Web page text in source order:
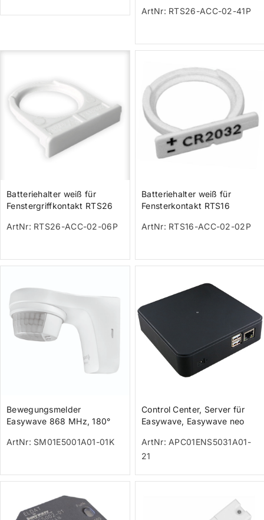
ArtNr: RTS26-ACC-02-41P
Batteriehalter weiß für
Fenstergriffkontakt RTS26
ArtNr: RTS26-ACC-02-06P
Batteriehalter weiß für
Fensterkontakt RTS16
ArtNr: RTS16-ACC-02-02P
Bewegungsmelder
Easywave 868 MHz, 180°
ArtNr: SM01E5001A01-01K
Control Center, Server für
Easywave, Easywave neo
Kanä
ArtNr: APC01ENS5031A01-
21